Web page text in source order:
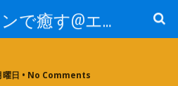
エステサロンで癒す@エステ～全国エステ情報
曜日 • No Comments